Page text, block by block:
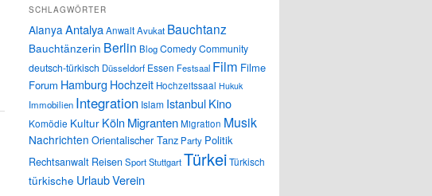
SCHLAGWÖRTER
Alanya AntalyaAnwaltAvukat Bauchtanz
Bauchtänzerin Berlin BlogComedyCommunity
deutsch-türkisch Düsseldorf Essen Festsaal Film Filme
Forum Hamburg Hochzeit Hochzeitssaal Hukuk
Immobilien Integration Islam IstanbulKino
Komödie Kultur Köln MigrantenMigration Musik
Nachrichten Orientalischer Tanz Party Politik
Rechtsanwalt ReisenSportStuttgartTürkeiTürkisch
türkische UrlaubVerein